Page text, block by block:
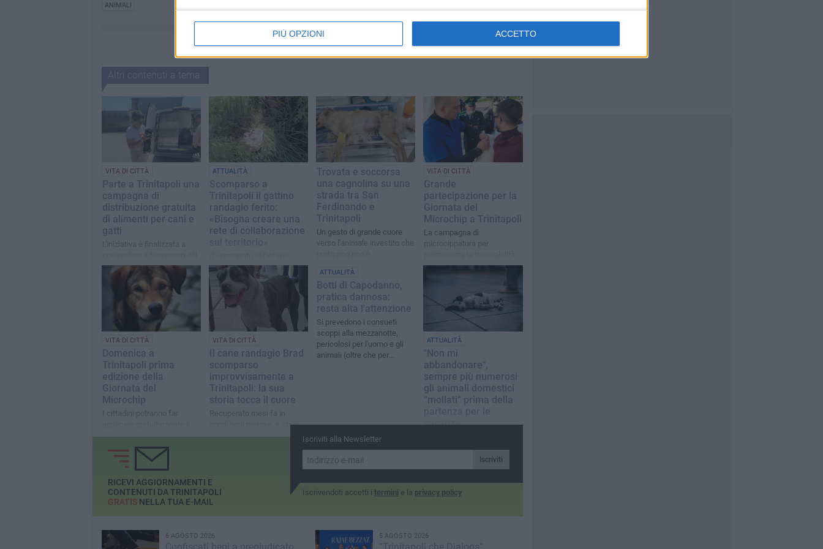
PIÙ OPZIONI ACCETTO
ANIMALI
Altri contenuti a tema
VITA DI CITTÀ
Parte a Trinitapoli una
campagna di
distribuzione gratuita
di alimenti per cani e
gatti
L'iniziativa è finalizzata a
randagismo
ATTUALITÀ
Scomparso a
Trinitapoli il gattino
randagio ferito:
«Bisogna creare una
rete di collaborazione
Bochie, presidente
dell’associazione Leidaa di
Margherita di Savoia
Trovata e soccorsa
una cagnolina su una
strada tra San
Ferdinando e
Trinitapoli
Un gesto di grande cuore
verso l'animale investito che
VITA DI CITTÀ
Grande
partecipazione per la
Giornata del
Microchip a Trinitapoli
La campagna di
microcippatura per
degli animali domestici
VITA DI CITTÀ
Domenica a
Trinitapoli prima
edizione della
Giornata del
Microchip
I cittadini potranno far
microchip ai loro amici a
quattro zampe
VITA DI CITTÀ
Il cane randagio Brad
scomparso
improvvisamente a
Trinitapoli: la sua
storia tocca il cuore
Recuperato mesi fa in
condizioni pietose, è stato
curato con amore e
ATTUALITÀ
Botti di Capodanno,
pratica dannosa:
resta alta l'attenzione
Si prevedono i consueti
scoppi alla mezzanotte,
pericolosi per l'uomo e gli
animali (oltre che per
ATTUALITÀ
"Non mi
abbandonare",
sempre più numerosi
gli animali domestici
“mollati” prima della
vacanze
lasciati per strada lo scorso
anno, e la Puglia è fra le
prime in classifica
Iscriviti alla Newsletter
Iscriviti
Iscrivendoti accetti i termini e la privacy policy
RICEVI AGGIORNAMENTI E
CONTENUTI DA TRINITAPOLI
GRATISNELLA TUA E-MAIL
6 AGOSTO 2026 5 AGOSTO 2026